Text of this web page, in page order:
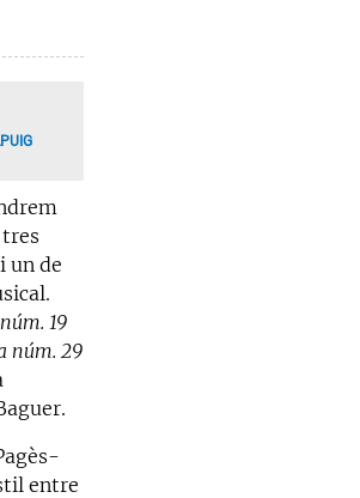
un de
19
núm. 29
entre